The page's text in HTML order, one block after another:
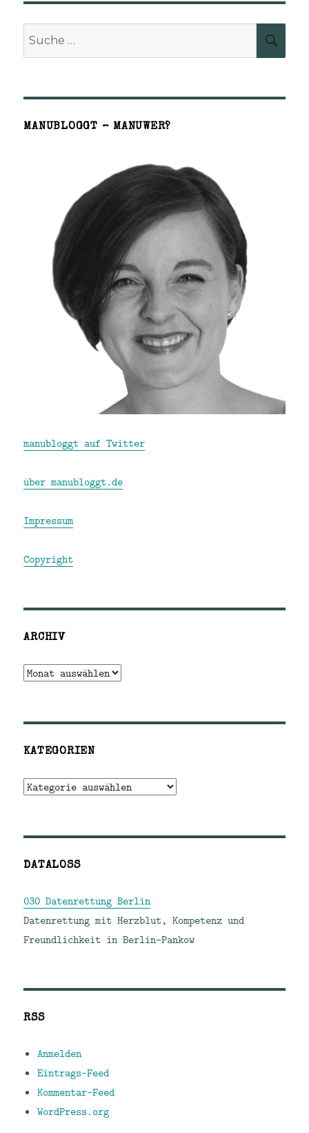
MANUBLOGGT – MANUWER?
manubloggt auf Twitter
über manubloggt.de
Impressum
Copyright
ARCHIV
Archiv
KATEGORIEN
Kategorien
DATALOSS
030 Datenrettung Berlin
Datenrettung mit Herzblut, Kompetenz und
Freundlichkeit in Berlin-Pankow
RSS
Anmelden
Eintrags-Feed
Kommentar-Feed
WordPress.org